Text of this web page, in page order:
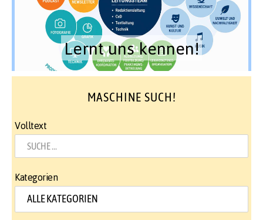
Lernt uns kennen!
MASCHINE SUCH!
Volltext
Kategorien